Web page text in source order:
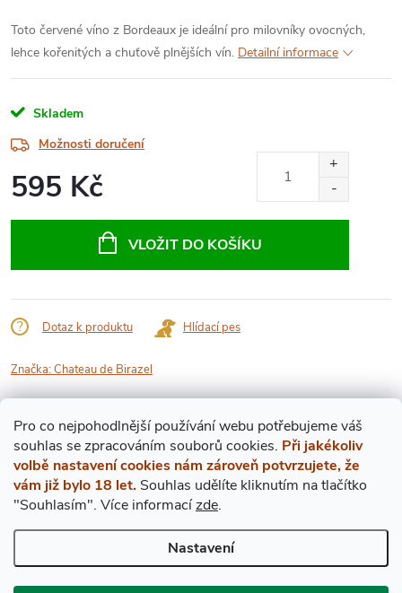
Pro co nejpohodlnější používání webu potřebujeme váš
souhlas se zpracováním souborů cookies. Při jakékoliv
volbě nastavení cookies nám zároveň potvrzujete, že
vám již bylo 18 let. Souhlas udělíte kliknutím na tlačítko
"Souhlasím". Více informacízde.
Nastavení
Toto červené víno z Bordeaux je ideální pro milovníky ovocných,
lehce kořenitých a chuťově plnějších vín. Detailní informace
Skladem
Možnosti doručení
595 Kč
VLOŽIT DO KOŠÍKU
Dotaz k produktu Hlídací pes
Značka:Chateau de Birazel
Popis produktu
DETAILNÍ POPIS PRODUKTU
ideální pro milovníky ovocných a chuťově
plnějších vín. Bordeaux moderního stylu - charakterizuje jej zralé
ovoce a koření. Víno Paulus ze Chateau de Birazel zraje po dobu 9
měsíců z 33% v amforách, 60% betonových tancích a 7%